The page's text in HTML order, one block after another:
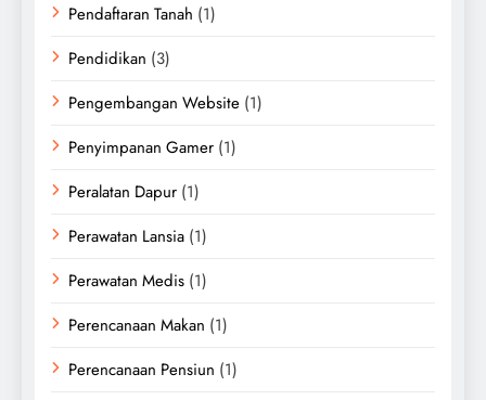
Pendaftaran Tanah (1)
Pendidikan (3)
Pengembangan Website (1)
Penyimpanan Gamer (1)
Peralatan Dapur (1)
Perawatan Lansia (1)
Perawatan Medis (1)
Perencanaan Makan (1)
Perencanaan Pensiun (1)